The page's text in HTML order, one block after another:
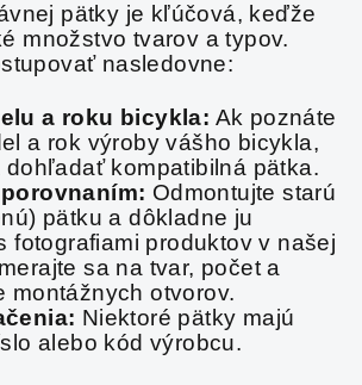
pätky je kľúčová, keďže
množstvo tvarov a typov.
nasledovne:
a roku bicykla: Ak poznáte
a rok výroby vášho bicykla,
dohľadať kompatibilná pätka.
Odmontujte starú
pätku a dôkladne ju
fotografiami produktov v našej
sa na tvar, počet a
montážnych otvorov.
Niektoré pätky majú
alebo kód výrobcu.